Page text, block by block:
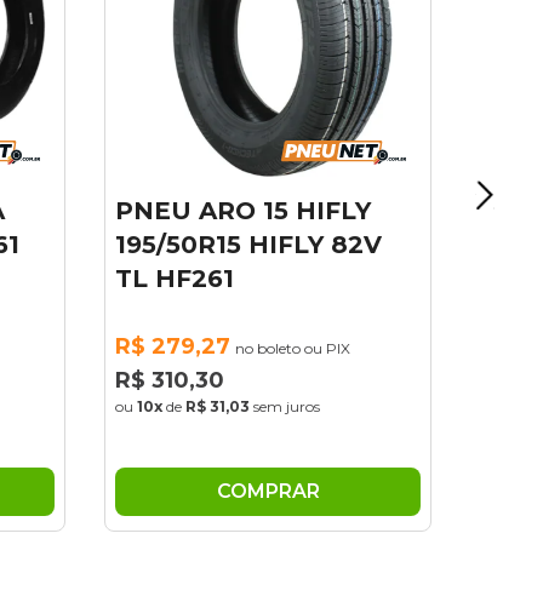
KIT 02 PNEU KWID E-
TECH 175/75R14 86T
HF261 HIFLY
R$ 474,03 no boleto ou PIX
R$ 526,70
ou10x deR$ 52,67sem juros
COMPRAR